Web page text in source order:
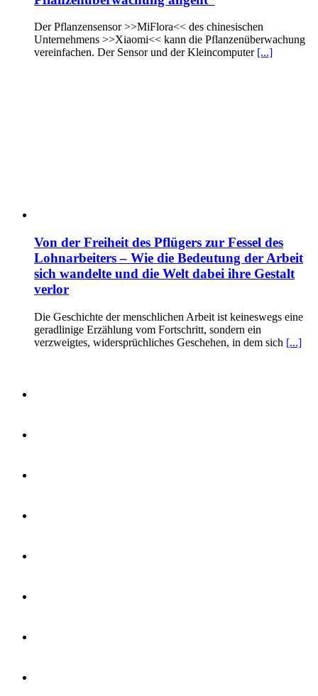
Der Pflanzensensor >>MiFlora<< des chinesischen
Unternehmens >>Xiaomi<< kann die Pflanzenüberwachung
vereinfachen. Der Sensor und der Kleincomputer [...]
Von der Freiheit des Pflügers zur Fessel des
Lohnarbeiters – Wie die Bedeutung der Arbeit
sich wandelte und die Welt dabei ihre Gestalt
verlor
Die Geschichte der menschlichen Arbeit ist keineswegs eine
geradlinige Erzählung vom Fortschritt, sondern ein
verzweigtes, widersprüchliches Geschehen, in dem sich [...]